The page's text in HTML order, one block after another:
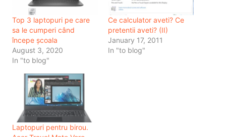
Top 3 laptopuri pe care
sa le cumperi când
începe școala
August 3, 2020
In "to blog"
Ce calculator aveti? Ce
pretentii aveti? (II)
January 17, 2011
In "to blog"
Laptopuri pentru birou.